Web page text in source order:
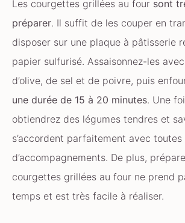
Les courgettes grillées au four sont
préparer. Il suffit de les couper en
disposer sur une plaque à pâtisserie
papier sulfurisé. Assaisonnez-les
d’olive, de sel et de poivre, puis
une durée de 15 à 20 minutes. Une
obtiendrez des légumes tendres et
s’accordent parfaitement avec
d’accompagnements. De plus,
courgettes grillées au four ne prend
temps et est très facile à réaliser.